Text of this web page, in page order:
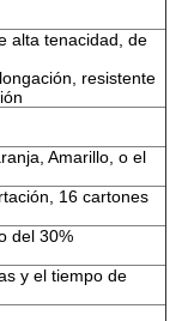
alta tenacidad, de
resistente
Amarillo, o el
16 cartones
del 30%
y el tiempo de